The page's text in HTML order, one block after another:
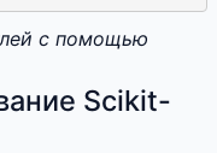
с помощью
Scikit-